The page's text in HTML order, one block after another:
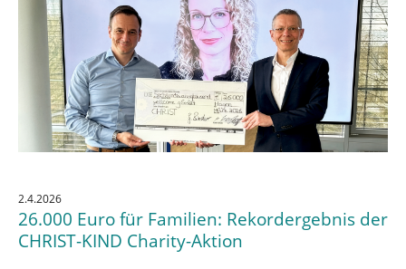
2.4.2026
26.000 Euro für Familien: Rekordergebnis der
CHRIST-KIND Charity-Aktion